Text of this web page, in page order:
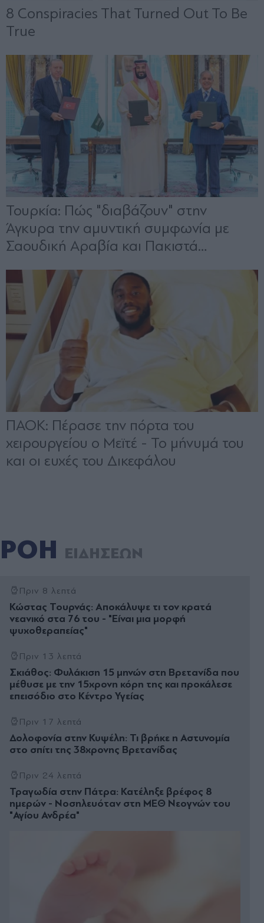
ΡΟΗ ΕΙΔΗΣΕΩΝ
Πριν 8 λεπτά
Κώστας Τουρνάς: Αποκάλυψε τι τον κρατά
νεανικό στα 76 του - "Είναι μια μορφή
ψυχοθεραπείας"
Πριν 13 λεπτά
Σκιάθος: Φυλάκιση 15 μηνών στη Βρετανίδα που
μέθυσε με την 15χρονη κόρη της και προκάλεσε
επεισόδιο στο Κέντρο Υγείας
Πριν 17 λεπτά
Δολοφονία στην Κυψέλη: Τι βρήκε η Αστυνομία
στο σπίτι της 38χρονης Βρετανίδας
Πριν 24 λεπτά
Τραγωδία στην Πάτρα: Κατέληξε βρέφος 8
ημερών - Νοσηλευόταν στη ΜΕΘ Νεογνών του
"Αγίου Ανδρέα"